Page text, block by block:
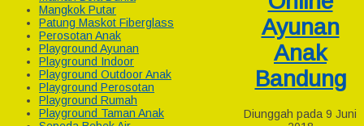
Mangkok Putar
Patung Maskot Fiberglass
Perosotan Anak
Playground Ayunan
Playground Indoor
Playground Outdoor Anak
Playground Perosotan
Playground Rumah
Playground Taman Anak
Ayunan
Anak
Bandung
Diunggah pada 9 Juni